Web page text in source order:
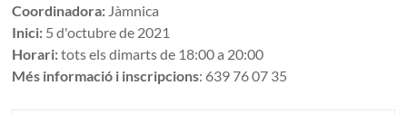
Coordinadora: Jàmnica
Inici: 5 d'octubre de 2021
Horari:tots els dimarts de 18:00 a 20:00
Més informació i inscripcions: 639 76 07 35